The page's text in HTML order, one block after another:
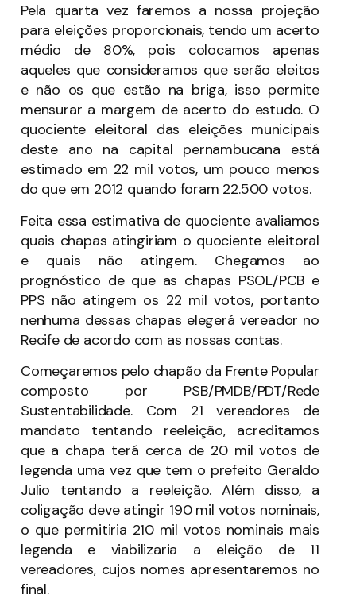
Pela quarta vez faremos a nossa projeção
para eleições proporcionais, tendo um acerto
médio de 80%, pois colocamos apenas
aqueles que consideramos que serão eleitos
e não os que estão na briga, isso permite
mensurar a margem de acerto do estudo. O
quociente eleitoral das eleições municipais
deste ano na capital pernambucana está
estimado em 22 mil votos, um pouco menos
do que em 2012 quando foram 22.500 votos.
Feita essa estimativa de quociente avaliamos
quais chapas atingiriam o quociente eleitoral
e quais não atingem. Chegamos ao
prognóstico de que as chapas PSOL/PCB e
PPS não atingem os 22 mil votos, portanto
nenhuma dessas chapas elegerá vereador no
Recife de acordo com as nossas contas.
Começaremos pelo chapão da Frente Popular
composto por PSB/PMDB/PDT/Rede
Sustentabilidade. Com 21 vereadores de
mandato tentando reeleição, acreditamos
que a chapa terá cerca de 20 mil votos de
legenda uma vez que tem o prefeito Geraldo
Julio tentando a reeleição. Além disso, a
coligação deve atingir 190 mil votos nominais,
o que permitiria 210 mil votos nominais mais
legenda e viabilizaria a eleição de 11
vereadores, cujos nomes apresentaremos no
final.